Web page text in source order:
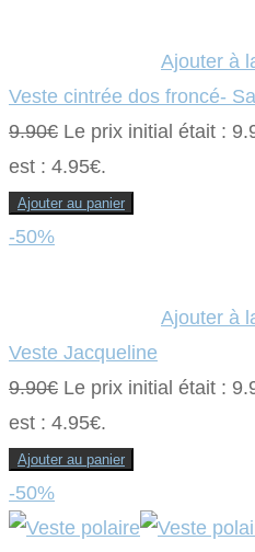
Ajouter à
Veste cintrée dos froncé-
9.90€ Le prix initial était :
est : 4.95€.
Ajouter au panier
-50%
Ajouter à
Veste Jacqueline
9.90€ Le prix initial était :
est : 4.95€.
Ajouter au panier
-50%